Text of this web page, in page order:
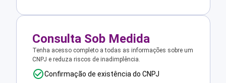
Consulta Sob Medida
Tenha acesso completo a todas as informações sobre um
CNPJ e reduza riscos de inadimplência.
Confirmação de existência do CNPJ